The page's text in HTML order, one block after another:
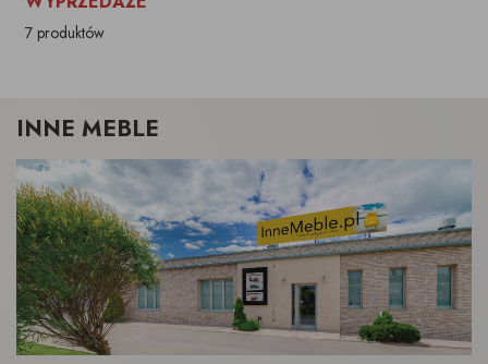
7 produktów
INNE MEBLE